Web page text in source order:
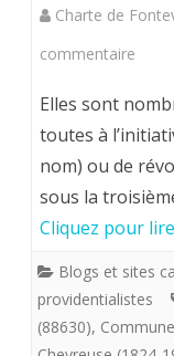
1420-
Charte de
commentaire
d’une
à
Elles sont
toutes à
nom) ou de
sous la
Cliquez pour
Blogs et sites
providentialistes
(88630),